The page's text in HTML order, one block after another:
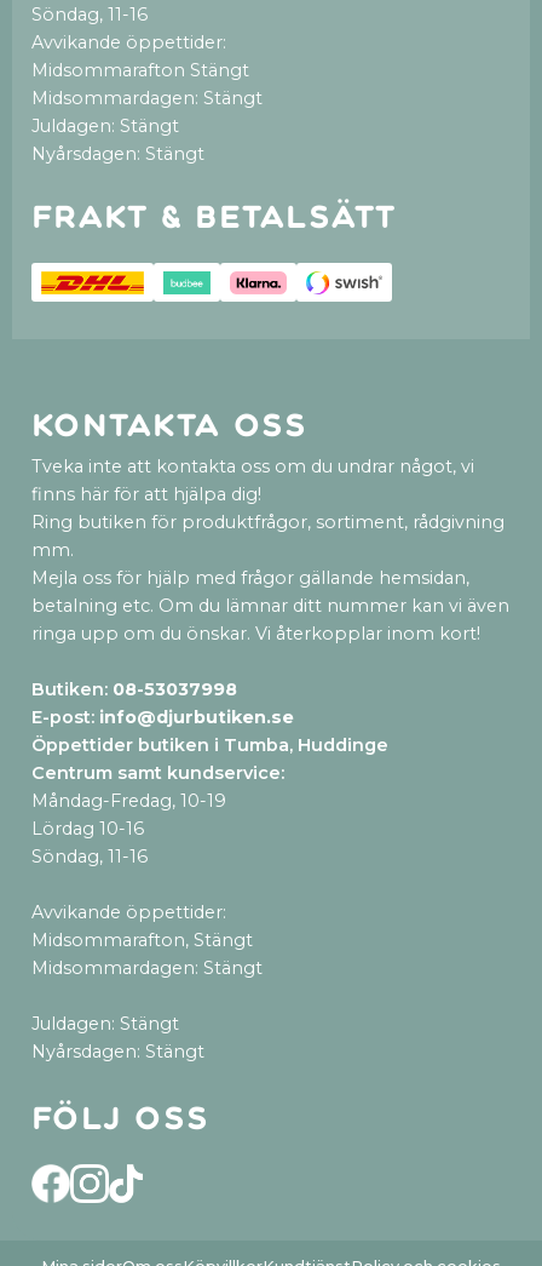
Söndag, 11-16
Avvikande öppettider:
Midsommarafton Stängt
Midsommardagen: Stängt
Juldagen: Stängt
Nyårsdagen: Stängt
Frakt & betalsätt
Kontakta oss
Tveka inte att kontakta oss om du undrar något, vi
finns här för att hjälpa dig!
Ring butiken för produktfrågor, sortiment, rådgivning
mm.
Mejla oss för hjälp med frågor gällande hemsidan,
betalning etc. Om du lämnar ditt nummer kan vi även
ringa upp om du önskar. Vi återkopplar inom kort!
Butiken: 08-53037998
E-post: info@djurbutiken.se
Öppettider butiken i Tumba, Huddinge
Centrum samt kundservice:
Måndag-Fredag, 10-19
Lördag 10-16
Söndag, 11-16
Avvikande öppettider:
Midsommarafton, Stängt
Midsommardagen: Stängt
Juldagen: Stängt
Nyårsdagen: Stängt
Följ oss